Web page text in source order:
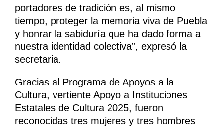
portadores de tradición es, al mismo
tiempo, proteger la memoria viva de Puebla
y honrar la sabiduría que ha dado forma a
nuestra identidad colectiva”, expresó la
secretaria.
Gracias al Programa de Apoyos a la
Cultura, vertiente Apoyo a Instituciones
Estatales de Cultura 2025, fueron
reconocidas tres mujeres y tres hombres